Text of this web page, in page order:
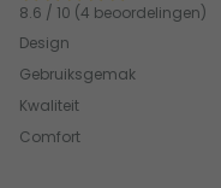
8.6 / 10 (4 beoordelingen)
Design
Gebruiksgemak
Kwaliteit
Comfort